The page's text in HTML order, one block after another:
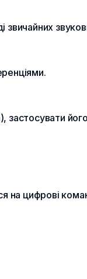
звичайних
на цифрові